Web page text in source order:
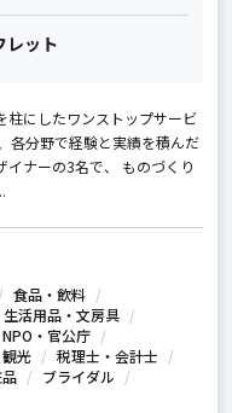
レット
柱にしたワンストップサービ
各分野で経験と実績を積んだ
イナーの3名で、 ものづくり
食品・飲料
生活用品・文房具
NPO・官公庁
光
税理士・会計士
ブライダル